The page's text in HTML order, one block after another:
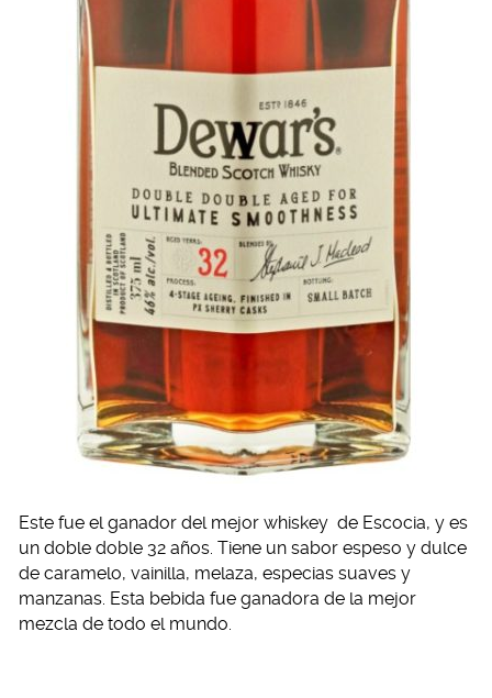
Este fue el ganador del mejor whiskey de Escocia, y es
un doble doble 32 años. Tiene un sabor espeso y dulce
de caramelo, vainilla, melaza, especias suaves y
manzanas. Esta bebida fue ganadora de la mejor
mezcla de todo el mundo.